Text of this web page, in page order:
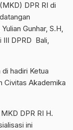
DPR RI di
Gunhar, S.H,
III DPRD Bali,
hadiri Ketua
Civitas Akademika
DPR RI H.
ini